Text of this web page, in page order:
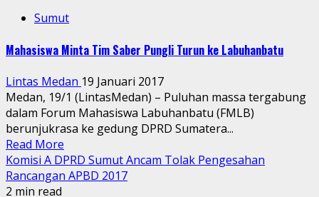
Sumut
Mahasiswa Minta Tim Saber Pungli Turun ke Labuhanbatu
Lintas Medan 19 Januari 2017
Medan, 19/1 (LintasMedan) – Puluhan massa tergabung
dalam Forum Mahasiswa Labuhanbatu (FMLB)
berunjukrasa ke gedung DPRD Sumatera...
Read More
Komisi A DPRD Sumut Ancam Tolak Pengesahan
Rancangan APBD 2017
2 min read